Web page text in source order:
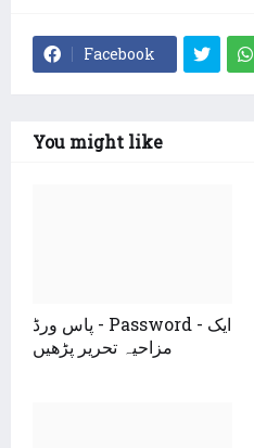
Facebook
You might like
پاس ورڈ - Password - ایک
مزاحیہ تحریر پڑھیں